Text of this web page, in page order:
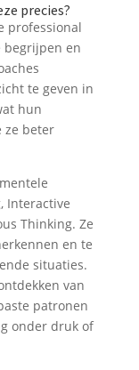
precies?
professional
en
te geven in
hun
ze beter
Interactive
Thinking. Ze
en te
situaties.
van
patronen
onder druk of